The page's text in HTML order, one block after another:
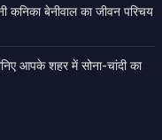
कनिका बेनीवाल का जीवन परिचय
आपके शहर में सोना-चांदी का